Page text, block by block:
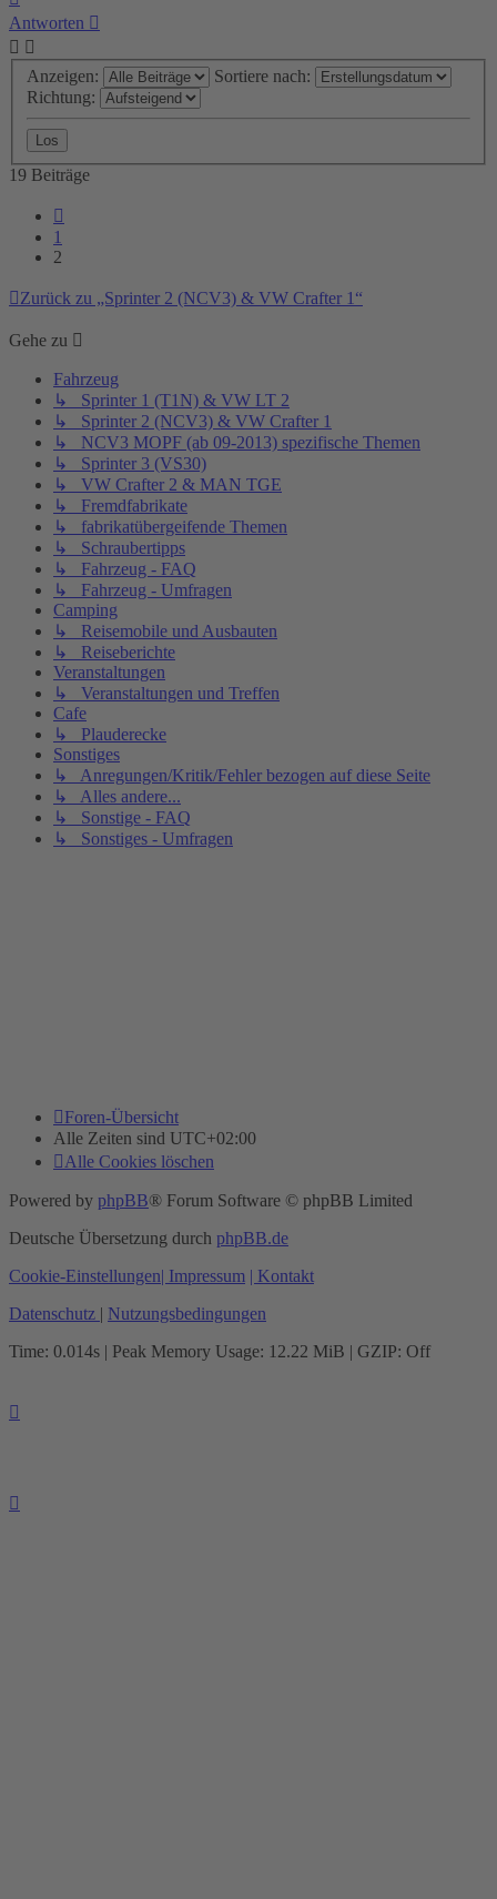
Antworten
Anzeigen:
Sortiere nach:
Richtung:
19 Beiträge
1
2
Zurück zu „Sprinter 2 (NCV3) & VW Crafter 1“
Gehe zu
Fahrzeug
↳ Sprinter 1 (T1N) & VW LT 2
↳ Sprinter 2 (NCV3) & VW Crafter 1
↳ NCV3 MOPF (ab 09-2013) spezifische Themen
↳ Sprinter 3 (VS30)
↳ VW Crafter 2 & MAN TGE
↳ Fremdfabrikate
↳ fabrikatübergeifende Themen
↳ Schraubertipps
↳ Fahrzeug - FAQ
↳ Fahrzeug - Umfragen
Camping
↳ Reisemobile und Ausbauten
↳ Reiseberichte
Veranstaltungen
↳ Veranstaltungen und Treffen
Cafe
↳ Plauderecke
Sonstiges
↳ Anregungen/Kritik/Fehler bezogen auf diese Seite
↳ Alles andere...
↳ Sonstige - FAQ
↳ Sonstiges - Umfragen
Foren-Übersicht
Alle Zeiten sind UTC+02:00
Alle Cookies löschen
Powered by phpBB® Forum Software © phpBB Limited
Deutsche Übersetzung durch phpBB.de
Cookie-Einstellungen| Impressum | Kontakt
Datenschutz | Nutzungsbedingungen
Time: 0.014s | Peak Memory Usage: 12.22 MiB | GZIP: Off